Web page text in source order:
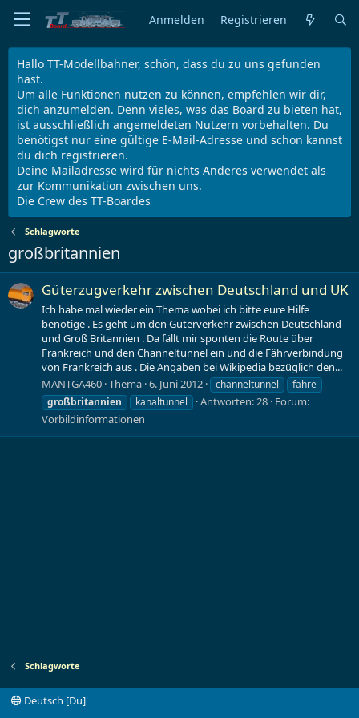
Anmelden Registrieren
Hallo TT-Modellbahner, schön, dass du zu uns gefunden
hast.
Um alle Funktionen nutzen zu können, empfehlen wir dir,
dich anzumelden. Denn vieles, was das Board zu bieten hat,
ist ausschließlich angemeldeten Nutzern vorbehalten. Du
benötigst nur eine gültige E-Mail-Adresse und schon kannst
du dich registrieren.
Deine Mailadresse wird für nichts Anderes verwendet als
zur Kommunikation zwischen uns.
Die Crew des TT-Boardes
Schlagworte
großbritannien
Güterzugverkehr zwischen Deutschland und UK
Ich habe mal wieder ein Thema wobei ich bitte eure Hilfe
benötige . Es geht um den Güterverkehr zwischen Deutschland
und Groß Britannien . Da fällt mir sponten die Route über
Frankreich und den Channeltunnel ein und die Fährverbindung
von Frankreich aus . Die Angaben bei Wikipedia bezüglich den...
MANTGA460 Thema 6. Juni 2012 channeltunnel
fähre
großbritannien
kanaltunnel Antworten: 28 Forum:
Vorbildinformationen
Schlagworte
Deutsch [Du]